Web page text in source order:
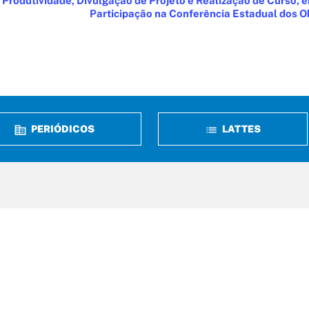
Participação na Conferência Estadual dos
PERIÓDICOS LATTES